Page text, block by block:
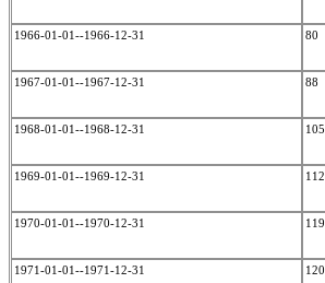
1966-01-01--1966-12-31 80
1967-01-01--1967-12-31 88
1968-01-01--1968-12-31 105
1969-01-01--1969-12-31 112
1970-01-01--1970-12-31 119
1971-01-01--1971-12-31 120